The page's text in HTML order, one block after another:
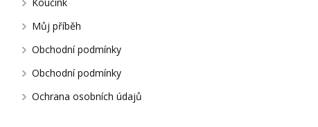
Můj příběh
Obchodní podmínky
Obchodní podmínky
Ochrana osobních údajů